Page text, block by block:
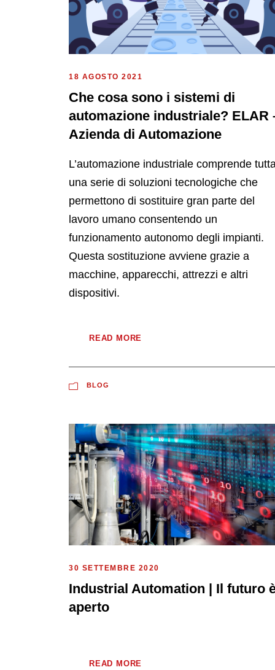
18 AGOSTO 2021
Che cosa sono i sistemi di
automazione industriale? ELAR
Azienda di Automazione
L’automazione industriale comprende
una serie di soluzioni tecnologiche che
permettono di sostituire gran parte del
lavoro umano consentendo un
funzionamento autonomo degli impianti.
Questa sostituzione avviene grazie a
macchine, apparecchi, attrezzi e altri
dispositivi.
READ MORE
BLOG
30 SETTEMBRE 2020
Industrial Automation | Il futuro
aperto
READ MORE